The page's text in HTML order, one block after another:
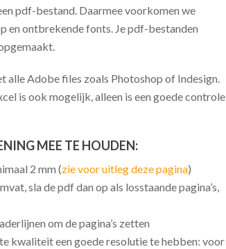
pdf-bestand. Daarmee voorkomen we
en ontbrekende fonts. Je pdf-bestanden
alle Adobe files zoals Photoshop of Indesign.
is ook mogelijk, alleen is een goede controle
MEE TE HOUDEN:
2 mm (zie voor uitleg deze pagina)
sla de pdf dan op als losstaande pagina’s,
om de pagina’s zetten
kwaliteit een goede resolutie te hebben: voor